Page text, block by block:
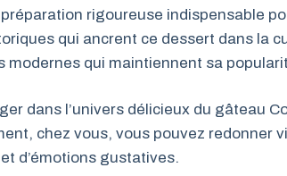
rigoureuse indispensable
qui ancrent ce dessert dans la
modernes qui maintiennent sa
dans l’univers délicieux du gâteau
chez vous, vous pouvez redonner
d’émotions gustatives.